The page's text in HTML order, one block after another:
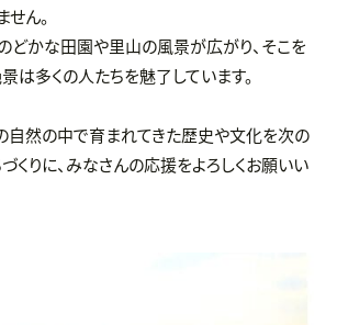
ん。
どかな田園や里山の風景が広がり、そこを
は多くの人たちを魅了しています。
自然の中で育まれてきた歴史や文化を次の
くりに、みなさんの応援をよろしくお願いい